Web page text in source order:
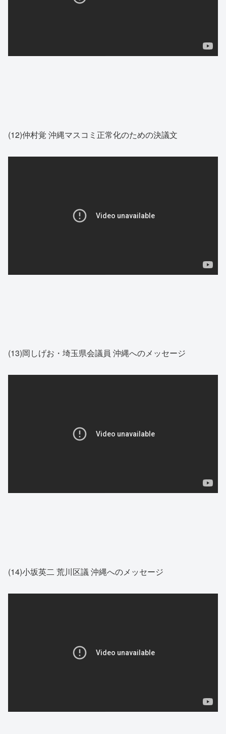
(12)仲村覚 沖縄マスコミ正常化のための決議文
(13)岡しげお・埼玉県会議員 沖縄へのメッセージ
(14)小坂英二 荒川区議 沖縄へのメッセージ